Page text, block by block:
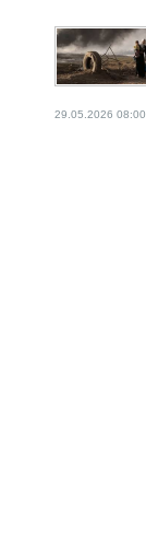
29.05.2026 08:00